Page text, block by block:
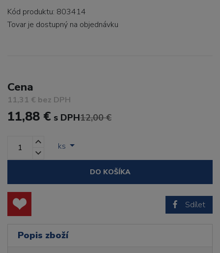
Kód produktu: 803414
Tovar je dostupný na objednávku
Cena
11,31 € bez DPH
11,88 € s DPH12,00 €
ks
DO KOŠÍKA
Sdílet
Popis zboží